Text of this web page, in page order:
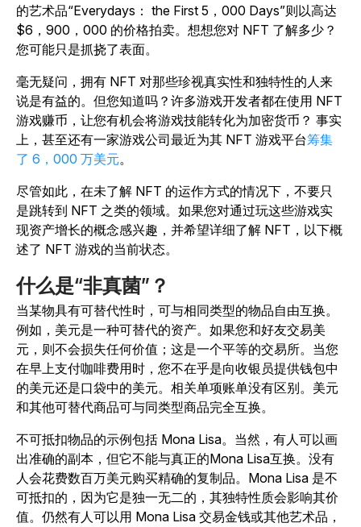
的艺术品“Everydays： the First 5，000 Days”则以高达
$6，900，000 的价格拍卖。想想您对 NFT 了解多少？
您可能只是抓挠了表面。
毫无疑问，拥有 NFT 对那些珍视真实性和独特性的人来
说是有益的。但您知道吗？许多游戏开发者都在使用 NFT
游戏赚币，让您有机会将游戏技能转化为加密货币？ 事实
上，甚至还有一家游戏公司最近为其 NFT 游戏平台筹集
了 6，000 万美元。
尽管如此，在未了解 NFT 的运作方式的情况下，不要只
是跳转到 NFT 之类的领域。如果您对通过玩这些游戏实
现资产增长的概念感兴趣，并希望详细了解 NFT，以下概
述了 NFT 游戏的当前状态。
什么是“非真菌”？
当某物具有可替代性时，可与相同类型的物品自由互换。
例如，美元是一种可替代的资产。如果您和好友交易美
元，则不会损失任何价值；这是一个平等的交易所。当您
在早上支付咖啡费用时，您不在乎是向收银员提供钱包中
的美元还是口袋中的美元。相关单项账单没有区别。美元
和其他可替代商品可与同类型商品完全互换。
不可抵扣物品的示例包括 Mona Lisa。当然，有人可以画
出准确的副本，但它不能与真正的Mona Lisa互换。没有
人会花费数百万美元购买精确的复制品。Mona Lisa 是不
可抵扣的，因为它是独一无二的，其独特性质会影响其价
值。仍然有人可以用 Mona Lisa 交易金钱或其他艺术品，